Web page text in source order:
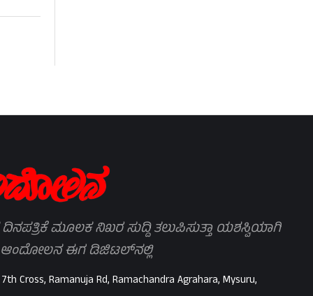
ದಿನಪತ್ರಿಕೆ ಮೂಲಕ ನಿಖರ ಸುದ್ದಿ ತಲುಪಿಸುತ್ತಾ ಯಶಸ್ವಿಯಾಗಿ
ಆಂದೋಲನ ಈಗ ಡಿಜಿಟಲ್‌ನಲ್ಲಿ
Cross, Ramanuja Rd, Ramachandra Agrahara, Mysuru,